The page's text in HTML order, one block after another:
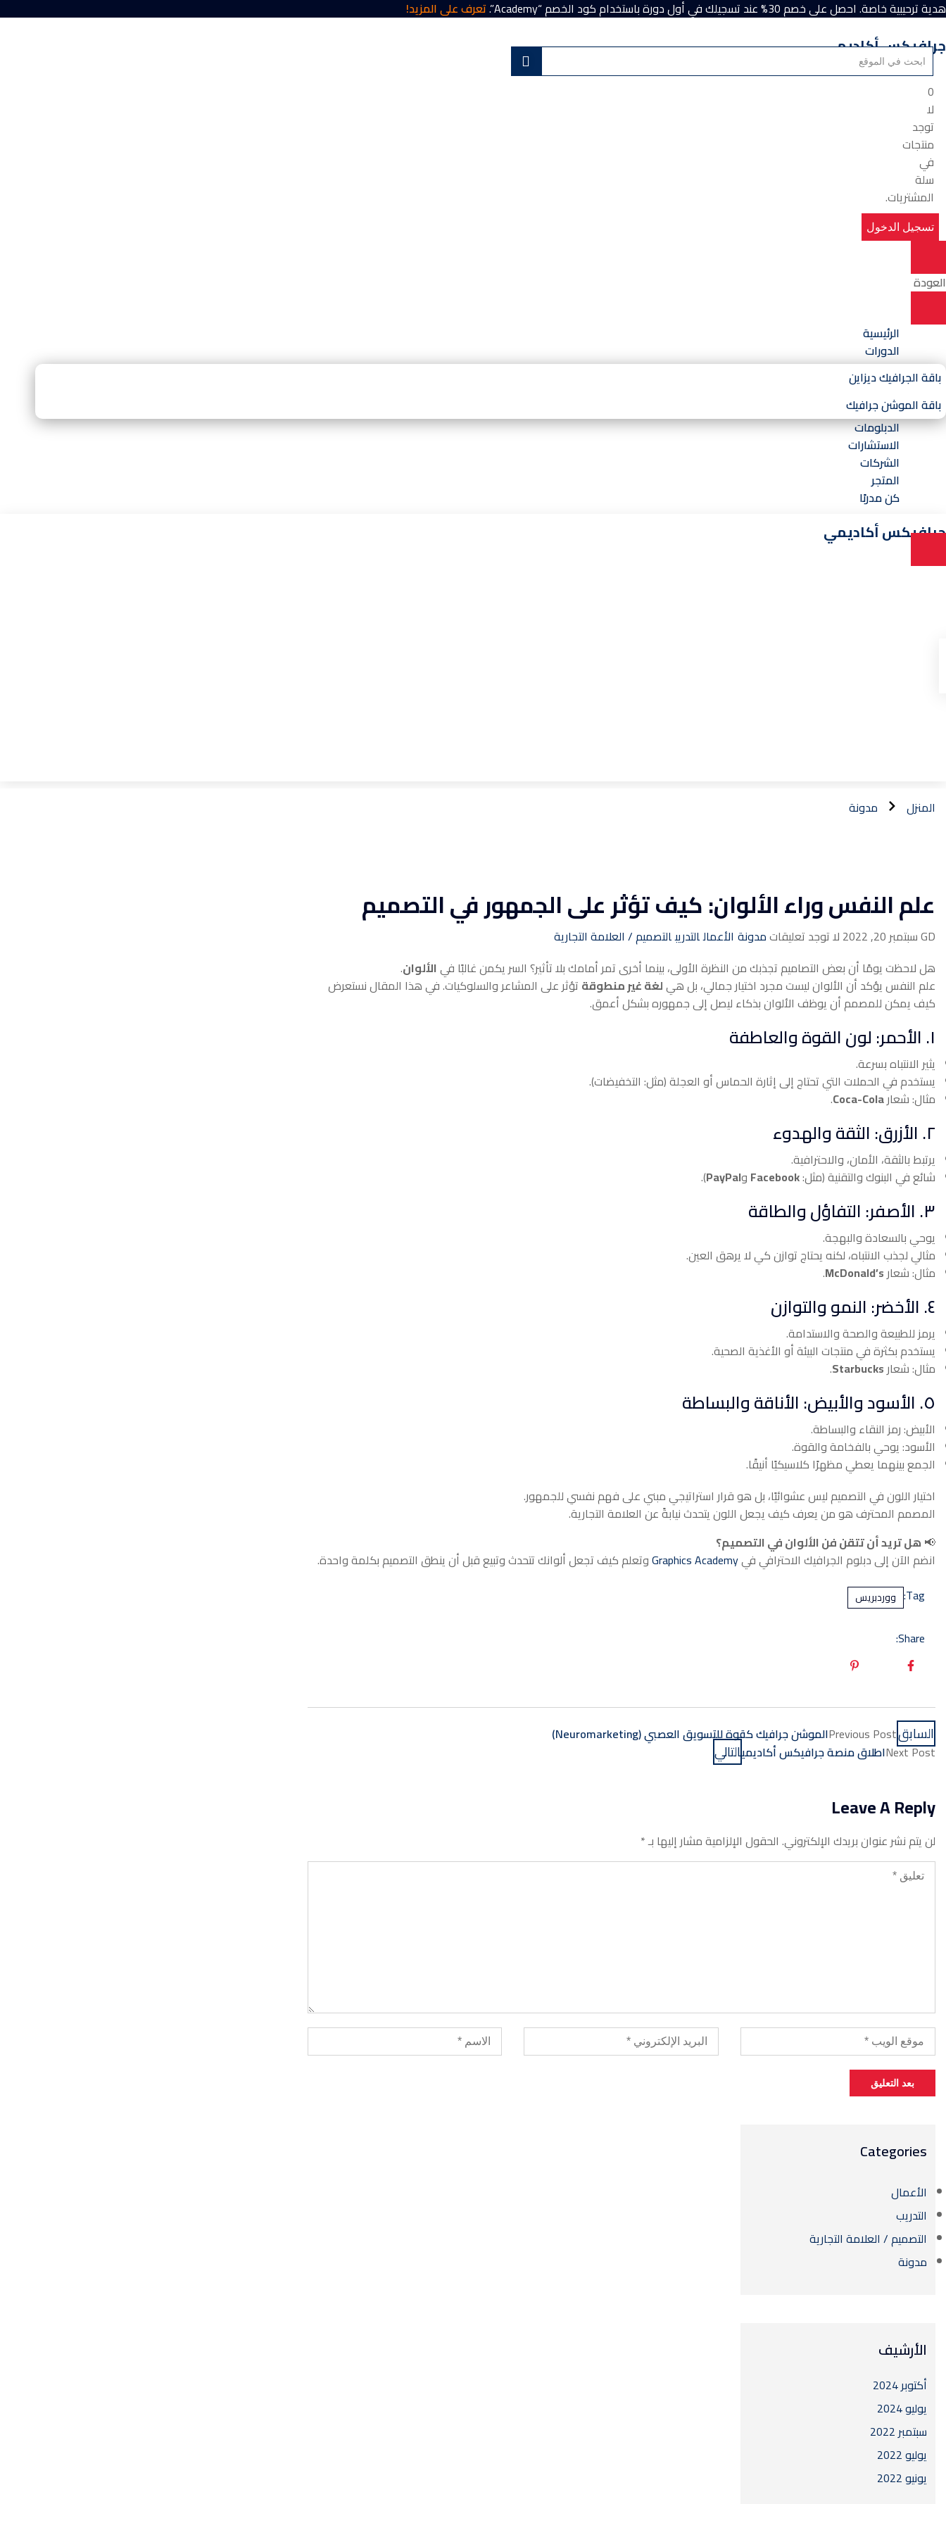
هدية ترحيبية خاصة. احصل على خصم 30% عند تسجيلك في أول دورة باستخدام كود الخصم “Academy”. تعرف على المزيد!
جرافيكس أكاديمي
0
لا
توجد
منتجات
في
سلة
المشتريات.
تسجيل الدخول
العودة
الرئيسية
الدورات
باقة الجرافيك ديزاين
باقة الموشن جرافيك
الدبلومات
الاستشارات
الشركات
المتجر
كن مدربًا
جرافيكس أكاديمي
المنزل مدونة
علم النفس وراء الألوان: كيف تؤثر على الجمهور في التصميم
GDسبتمبر 20, 2022 لا توجد تعليقاتمدونة الأعمالالتدريبالتصميم / العلامة التجارية
هل لاحظت يومًا أن بعض التصاميم تجذبك من النظرة الأولى، بينما أخرى تمر أمامك بلا تأثير؟ السر يكمن غالبًا في الألوان.
علم النفس يؤكد أن الألوان ليست مجرد اختيار جمالي، بل هيلغة غير منطوقة تؤثر على المشاعر والسلوكيات. في هذا المقال نستعرض
كيف يمكن للمصمم أن يوظف الألوان بذكاء ليصل إلى جمهوره بشكل أعمق.
١. الأحمر: لون القوة والعاطفة
يثير الانتباه بسرعة.
يستخدم في الحملات التي تحتاج إلى إثارة الحماس أو العجلة (مثل: التخفيضات).
مثال: شعارCoca-Cola
.
٢. الأزرق: الثقة والهدوء
يرتبط بالثقة، الأمان، والاحترافية.
شائع في البنوك والتقنية (مثل:Facebook وPayPal
).
٣. الأصفر: التفاؤل والطاقة
يوحي بالسعادة والبهجة.
مثالي لجذب الانتباه، لكنه يحتاج توازن كي لا يرهق العين.
مثال: شعارMcDonald’s
.
٤. الأخضر: النمو والتوازن
يرمز للطبيعة والصحة والاستدامة.
يستخدم بكثرة في منتجات البيئة أو الأغذية الصحية.
مثال: شعارStarbucks
.
٥. الأسود والأبيض: الأناقة والبساطة
الأبيض: رمز النقاء والبساطة.
الأسود: يوحي بالفخامة والقوة.
الجمع بينهما يعطي مظهرًا كلاسيكيًا أنيقًا.
اختيار اللون في التصميم ليس عشوائيًا، بل هو قرار استراتيجي مبني على فهم نفسي للجمهور.
المصمم المحترف هو من يعرف كيف يجعل اللون يتحدث نيابةً عن العلامة التجارية.
📢 هل تريد أن تتقن فن الألوان في التصميم؟
انضم الآن إلى دبلوم الجرافيك الاحترافي فيGraphics Academyوتعلم كيف تجعل ألوانك تتحدث وتبيع قبل أن ينطق التصميم بكلمة واحدة.
Tag:
ووردبريس
Share:
السابقPrevious Postالموشن جرافيك كقوة للتسويق العصبي (Neuromarketing)
Next Postاطلاق منصة جرافيكس أكاديميالتالي
Leave A Reply
لن يتم نشر عنوان بريدك الإلكتروني. الحقول الإلزامية مشار إليها بـ*
Categories
الأعمال
التدريب
التصميم / العلامة التجارية
مدونة
الأرشيف
أكتوبر 2024
يوليو 2024
سبتمبر 2022
يوليو 2022
يونيو 2022